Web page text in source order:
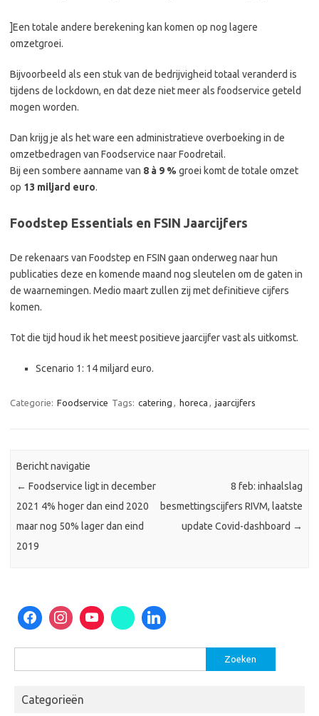
]Een totale andere berekening kan komen op nog lagere
omzetgroei.
Bijvoorbeeld als een stuk van de bedrijvigheid totaal veranderd is
tijdens de lockdown, en dat deze niet meer als foodservice geteld
mogen worden.
Dan krijg je als het ware een administratieve overboeking in de
omzetbedragen van Foodservice naar Foodretail.
Bij een sombere aanname van 8 à 9 % groei komt de totale omzet
op 13 miljard euro.
Foodstep Essentials en FSIN Jaarcijfers
De rekenaars van Foodstep en FSIN gaan onderweg naar hun
publicaties deze en komende maand nog sleutelen om de gaten in
de waarnemingen. Medio maart zullen zij met definitieve cijfers
komen.
Tot die tijd houd ik het meest positieve jaarcijfer vast als uitkomst.
Scenario 1: 14 miljard euro.
Categorie: Foodservice Tags: catering , horeca , jaarcijfers
Bericht navigatie
← Foodservice ligt in december
2021 4% hoger dan eind 2020
maar nog 50% lager dan eind
2019
8 feb: inhaalslag
besmettingscijfers RIVM, laatste
update Covid-dashboard →
naar:
Categorieën